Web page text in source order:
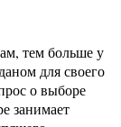
тем больше у
для своего
о выборе
занимает